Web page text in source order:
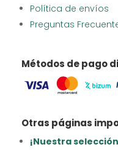
Política de envíos
Preguntas
Métodos de pago
Otras páginas
¡Nuestra